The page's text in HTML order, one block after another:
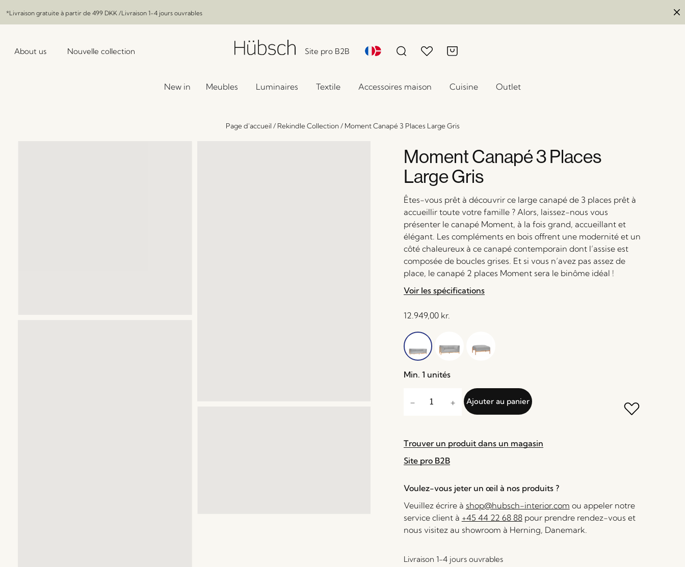
*Livraison gratuite à partir de 499 DKK /Livraison 1-4 jours ouvrables
About us Nouvelle collection Site pro B2B
New in Meubles Luminaires Textile Accessoires maison Cuisine Outlet
Page d'accueil / Rekindle Collection/ Moment Canapé 3 Places Large Gris
Moment Canapé 3 Places
Large Gris
Êtes-vous prêt à découvrir ce large canapé de 3 places prêt à
accueillir toute votre famille ? Alors, laissez-nous vous
présenter le canapé Moment, à la fois grand, accueillant et
élégant. Les compléments en bois offrent une modernité et un
côté chaleureux à ce canapé contemporain dont l’assise est
composée de boucles grises. Et si vous n’avez pas assez de
place, le canapé 2 places Moment sera le binôme idéal !
Voir les spécifications
12.949,00 kr.
Min. 1 unités
Ajouter au panier
Trouver un produit dans un magasin
Site pro B2B
Voulez-vous jeter un œil à nos produits ?
Veuillez écrire à shop@hubsch-interior.com ou appeler notre
service client à +45 44 22 68 88pour prendre rendez-vous et
nous visitez au showroom à Herning, Danemark.
Livraison 1-4 jours ouvrables